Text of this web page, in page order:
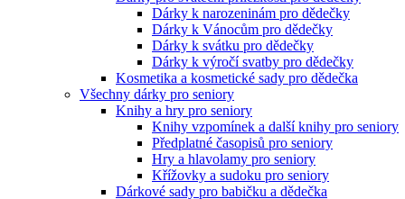
Dárky k narozeninám pro dědečky
Dárky k Vánocům pro dědečky
Dárky k svátku pro dědečky
Dárky k výročí svatby pro dědečky
Kosmetika a kosmetické sady pro dědečka
Všechny dárky pro seniory
Knihy a hry pro seniory
Knihy vzpomínek a další knihy pro seniory
Předplatné časopisů pro seniory
Hry a hlavolamy pro seniory
Křížovky a sudoku pro seniory
Dárkové sady pro babičku a dědečka